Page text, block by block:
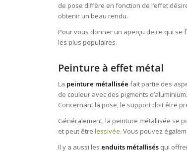
de pose diffère en fonction de l’effet
obtenir un beau rendu.
Pour vous donner un aperçu de ce qui se
les plus populaires.
Peinture à effet métal
La peinture métallisée fait partie des
de couleur avec des pigments
Concernant la pose, le support doit être
Généralement, la peinture métallisée se
et peut êtrelessivée. Vous pouvez
Il y a aussi les enduits métallisés qui